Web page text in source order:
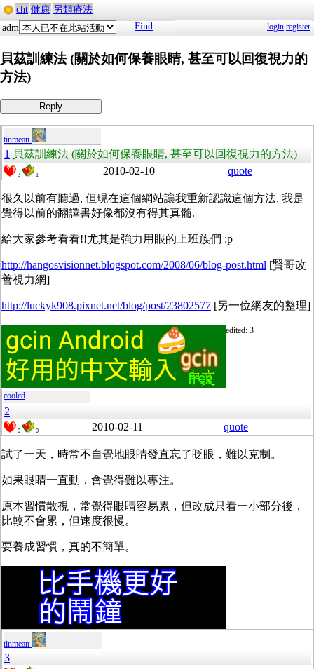
cht 健康 另類療法
adm
Find login register
貝茲訓練法 (關於如何保養眼睛, 甚至可以回復視力的
方法)
----------- Reply -----------
tinmean
1 貝茲訓練法 (關於如何保養眼睛, 甚至可以回復視力的方法)
3 1 2010-02-10 quote
很久以前有聽過, 但現在這個網站讓我重新認識這個方法, 我是
覺得以前的翻譯書好像都沒有得其真髓.
給大家參考看看!!尤其是強力用眼的上班族們 :p
http://hangosvisionnet.blogspot.com/2008/06/blog-post.html [賢哥改
善視力網]
http://luckyk908.pixnet.net/blog/post/23802577 [另一位網友的整理]
edited: 3
coolcd
2
0 0 2010-02-11 quote
試了一天，時常不自覺地眼睛發直忘了眨眼，難以克制。
如果眼睛一直動，會覺得難以專注。
原本習慣散視，常覺得眼睛容易累，但改成只看一小部分後，
比較不會累，但速度很慢。
要養成習慣，真的不簡單。
tinmean
3